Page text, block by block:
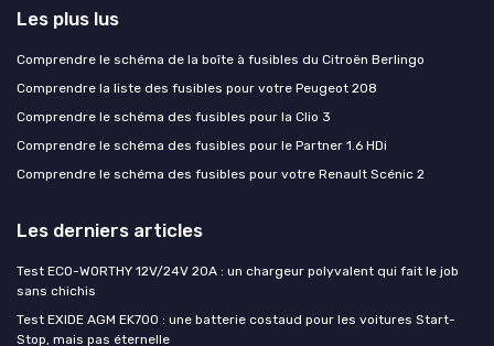
Les plus lus
Comprendre le schéma de la boîte à fusibles du Citroën Berlingo
Comprendre la liste des fusibles pour votre Peugeot 208
Comprendre le schéma des fusibles pour la Clio 3
Comprendre le schéma des fusibles pour le Partner 1.6 HDi
Comprendre le schéma des fusibles pour votre Renault Scénic 2
Les derniers articles
Test ECO-WORTHY 12V/24V 20A : un chargeur polyvalent qui fait le job
sans chichis
Test EXIDE AGM EK700 : une batterie costaud pour les voitures Start-
Stop, mais pas éternelle